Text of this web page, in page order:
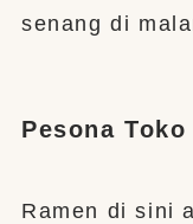
senang di
Pesona Toko
Ramen di sini